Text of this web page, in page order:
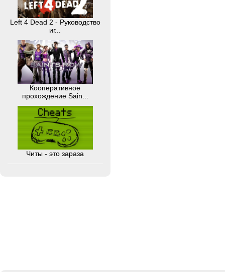
Left 4 Dead 2 - Руководство
иг...
Кооперативное
прохождение Sain...
Читы - это зараза